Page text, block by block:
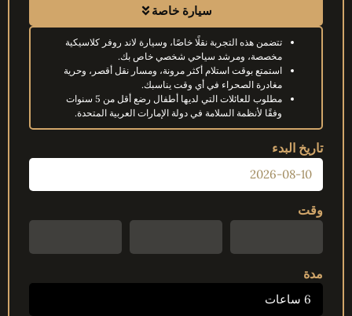
سيارة خاصة
تتضمن هذه التجربة نقلًا خاصًا، وسيارة لاند روفر كلاسيكية
مخصصة، ومرشد سياحي شخصي خاص بك.
استمتع بوقت استلام أكثر مرونة، ومسار نقل أقصر، وحرية
مغادرة الصحراء في أي وقت يناسبك.
مطلوب للعائلات التي لديها أطفال رضع أقل من 5 سنوات
وفقًا لأنظمة السلامة في دولة الإمارات العربية المتحدة.
تاريخ البدء
وقت
مدة
6 ساعات